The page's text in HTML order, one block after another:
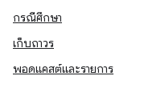
กรณีศึกษา
เก็บถาวร
พอดแคสต์และรายการ